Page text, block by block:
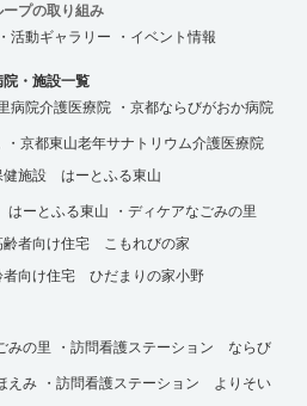
ープの取り組み
・活動ギャラリー ・イベント情報
院・施設一覧
病院介護医療院 ・京都ならびがおか病院
・京都東山老年サナトリウム介護医療院
健施設 はーとふる東山
はーとふる東山
・ディケアなごみの里
齢者向け住宅 こもれびの家
者向け住宅 ひだまりの家小野
みの里 ・訪問看護ステーション ならび
えみ ・訪問看護ステーション よりそい